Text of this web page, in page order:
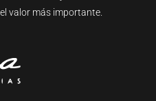
valor más importante.